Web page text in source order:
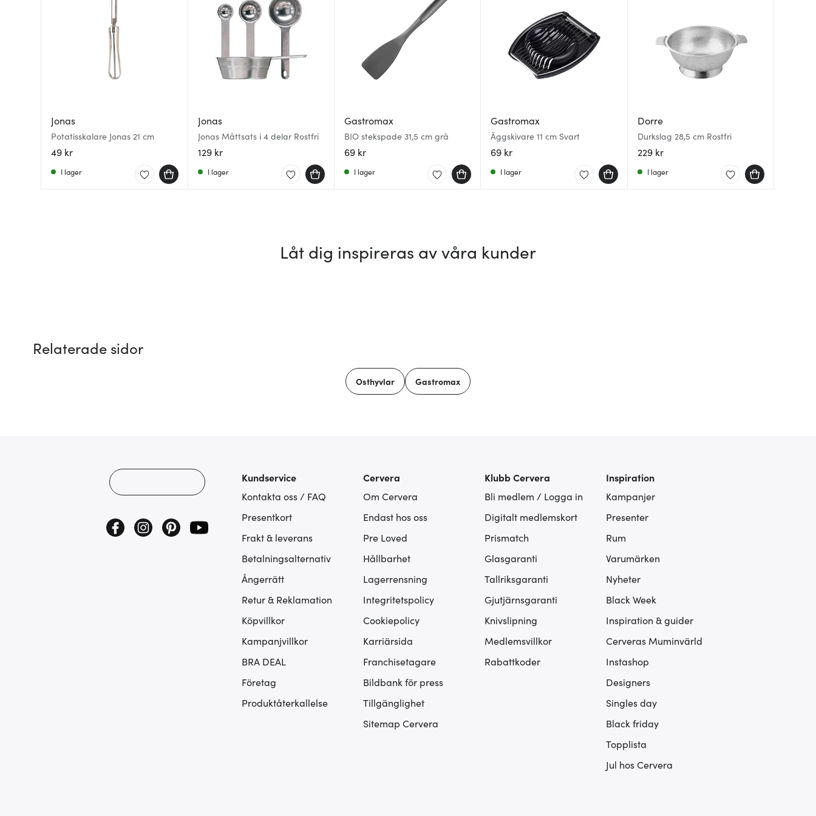
Jonas
Potatisskalare Jonas 21 cm
49 kr
I lager
Jonas
Jonas Måttsats i 4 delar Rostfri
129 kr
I lager
Gastromax
BIO stekspade 31,5 cm grå
69 kr
I lager
Gastromax
Äggskivare 11 cm Svart
69 kr
I lager
Dorre
Durkslag 28,5 cm Rostfri
229 kr
I lager
Låt dig inspireras av våra kunder
Relaterade sidor
Osthyvlar Gastromax
Kundservice
Kontakta oss / FAQ
Presentkort
Frakt & leverans
Betalningsalternativ
Ångerrätt
Retur & Reklamation
Köpvillkor
Kampanjvillkor
BRA DEAL
Företag
Produktåterkallelse
Cervera
Om Cervera
Endast hos oss
Pre Loved
Hållbarhet
Lagerrensning
Integritetspolicy
Cookiepolicy
Karriärsida
Franchisetagare
Bildbank för press
Tillgänglighet
Sitemap Cervera
Klubb Cervera
Bli medlem / Logga in
Digitalt medlemskort
Prismatch
Glasgaranti
Tallriksgaranti
Gjutjärnsgaranti
Knivslipning
Medlemsvillkor
Rabattkoder
Inspiration
Kampanjer
Presenter
Rum
Varumärken
Nyheter
Black Week
Inspiration & guider
Cerveras Muminvärld
Instashop
Designers
Singles day
Black friday
Topplista
Jul hos Cervera